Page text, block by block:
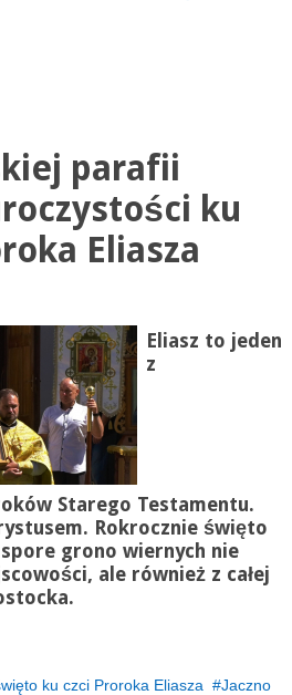
parafii
ku
Eliasza
Eliasz to jeden
z
Starego Testamentu.
Rokrocznie święto
grono wiernych nie
ale również z całej
ku czci Proroka Eliasza Jaczno